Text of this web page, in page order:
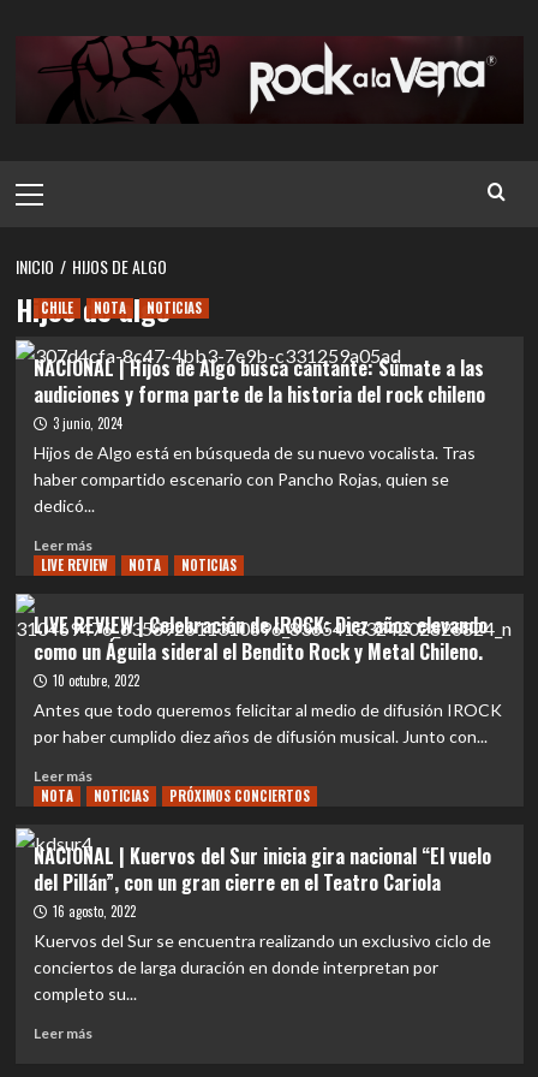
contenido
principal
INICIO HIJOS DE ALGO
Hijos de algo
CHILE NOTA NOTICIAS
NACIONAL | Hijos de Algo busca cantante: Súmate a las
audiciones y forma parte de la historia del rock chileno
3 junio, 2024
Hijos de Algo está en búsqueda de su nuevo vocalista. Tras
haber compartido escenario con Pancho Rojas, quien se
dedicó...
Leer másLeer
más
|
Hijos
de
Algo
busca
cantante:
Súmate
a
audiciones
y
forma
parte
la
historia
del
chileno
LIVE REVIEW NOTA NOTICIAS
LIVE REVIEW | Celebración de IROCK: Diez años elevando
como un Águila sideral el Bendito Rock y Metal Chileno.
10 octubre, 2022
Antes que todo queremos felicitar al medio de difusión IROCK
por haber cumplido diez años de difusión musical. Junto con...
Leer másLeer
más
LIVE
REVIEW
|
Celebración
de
Diez
años
NOTA NOTICIAS PRÓXIMOS CONCIERTOS
NACIONAL | Kuervos del Sur inicia gira nacional “El vuelo
del Pillán”, con un gran cierre en el Teatro Cariola
16 agosto, 2022
Kuervos del Sur se encuentra realizando un exclusivo ciclo de
conciertos de larga duración en donde interpretan por
completo su...
Leer másLeer